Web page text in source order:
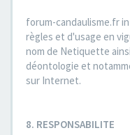
forum-candaulisme.fr
règles et d'usage en
nom de Netiquette
déontologie et
sur Internet.
8. RESPONSABILITE